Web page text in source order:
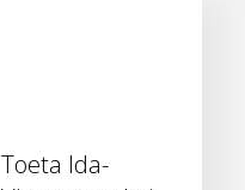
Toeta Ida-